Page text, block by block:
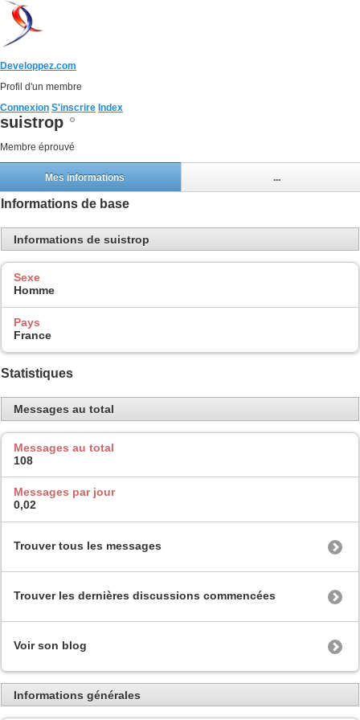
Developpez.com
Profil d'un membre
Connexion S'inscrire Index
suistrop
Membre éprouvé
Mes informations ...
Informations de base
Informations de suistrop
Sexe
Homme
Pays
France
Statistiques
Messages au total
Messages au total
108
Messages par jour
0,02
Trouver tous les messages
Trouver les dernières discussions commencées
Voir son blog
Informations générales